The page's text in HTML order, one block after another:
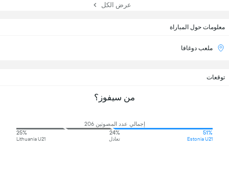
عرض الكل
معلومات حول المباراة
ملعب دوغافا
توقعات
من سيفوز؟
إجمالي عدد المصوتين 206
51%
Estonia U21
24%
تعادل
25%
Lithuania U21